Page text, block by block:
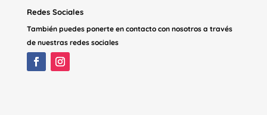
Redes Sociales
También puedes ponerte en contacto con nosotros a través
de nuestras redes sociales